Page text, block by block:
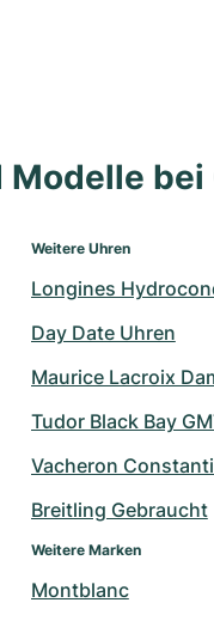
bei
Weitere Uhren
Longines
Day Date Uhren
Maurice Lacroix
Tudor Black Bay
Vacheron
Breitling Gebraucht
Weitere Marken
Montblanc